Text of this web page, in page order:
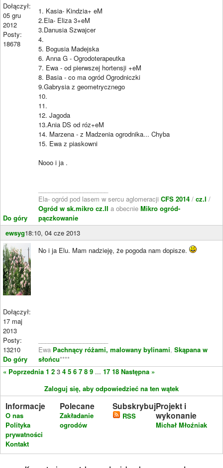
Dołączył:
05 gru
2012
Posty:
18678
Do góry
1. Kasia- Kindzia+ eM
2.Ela- Eliza 3+eM
3.Danusia Szwajcer
4.
5. Bogusia Madejska
6. Anna G - Ogrodoterapeutka
7. Ewa - od pierwszej hortensji +eM
8. Basia - co ma ogród Ogrodniczki
9.Gabrysia z geometrycznego
10.
11.
12. Jagoda
13.Ania DS od róz+eM
14. Marzena - z Madzenia ogrodnika... Chyba
15. Ewa z piaskowni
Nooo i ja .
Ela- ogród pod lasem w sercu aglomeracji CFS 2014 / cz.I /
Ogród w sk.mikro cz.II a obecnie Mikro ogród-
pączkowanie
ewsyg18:10, 04 cze 2013
Dołączył:
17 maj
2013
Posty:
13210
Do góry
No i ja Elu. Mam nadzieję, że pogoda nam dopisze.
Ewa Pachnący różami, malowany bylinami, Skąpana w
słońcu****
« Poprzednia 1 2 3 4 5 6 7 8 9 ... 17 18 Następna »
Zaloguj się, aby odpowiedzieć na ten wątek
Informacje
O nas
Polityka
prywatności
Kontakt
Polecane
Zakładanie
ogrodów
Subskrybuj
RSS
Projekt i
wykonanie
Michał Młoźniak